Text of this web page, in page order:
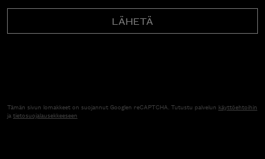
Tämän sivun lomakkeet on suojannut Googlen reCAPTCHA. Tutustu palvelun käyttöehtoihin
jatietosuojalausekkeeseen